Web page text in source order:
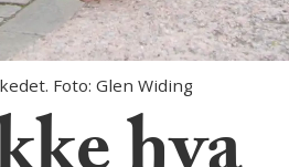
Foto: Glen Widing